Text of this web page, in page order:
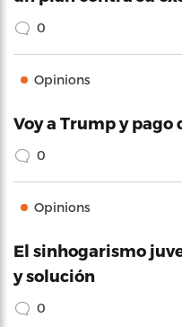
0
Opinions
Voy a Trump y pago
0
Opinions
El sinhogarismo
y solución
0